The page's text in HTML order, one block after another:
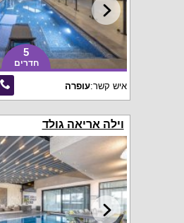
5
חדרים
איש קשר:עופרה
וילה אריאה גולד